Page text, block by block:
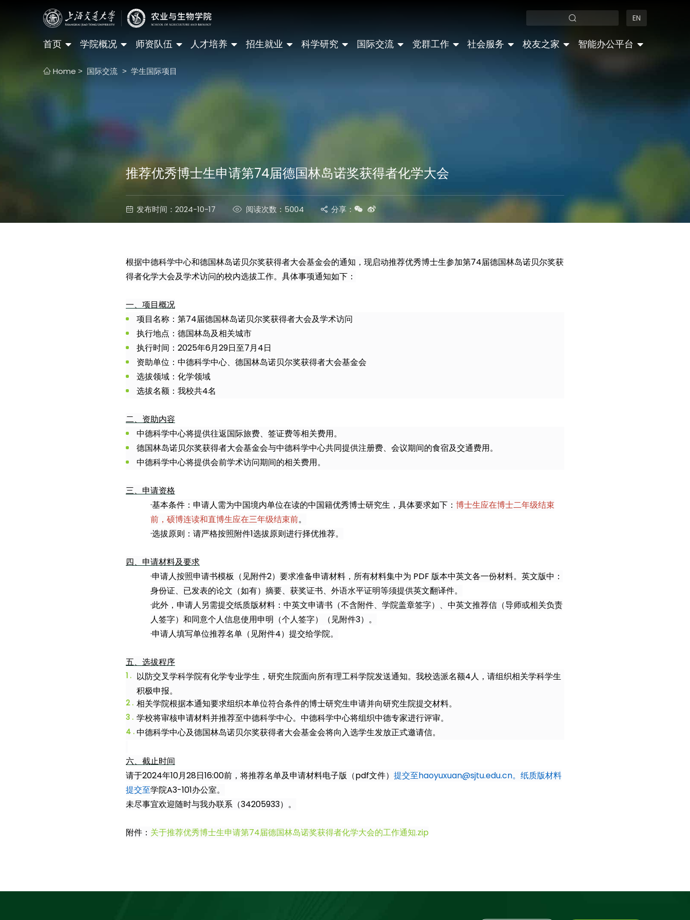
EN
首页 学院概况 师资队伍 人才培养 招生就业 科学研究 国际交流 党群工作 社会服务 校友之家 智能办公平台
Home > 国际交流 > 学生国际项目
推荐优秀博士生申请第74届德国林岛诺奖获得者化学大会
发布时间：2024-10-17 阅读次数：5004 分享：
根据中德科学中心和德国林岛诺贝尔奖获得者大会基金会的通知，现启动推荐优秀博士生参加第74届德国林岛诺贝尔奖获
得者化学大会及学术访问的校内选拔工作。具体事项通知如下：
一、项目概况
项目名称：第74届德国林岛诺贝尔奖获得者大会及学术访问
执行地点：德国林岛及相关城市
执行时间：2025年6月29日至7月4日
资助单位：中德科学中心、德国林岛诺贝尔奖获得者大会基金会
选拔领域：化学领域
选拔名额：我校共4名
二、资助内容
中德科学中心将提供往返国际旅费、签证费等相关费用。
德国林岛诺贝尔奖获得者大会基金会与中德科学中心共同提供注册费、会议期间的食宿及交通费用。
中德科学中心将提供会前学术访问期间的相关费用。
三、申请资格
·基本条件：申请人需为中国境内单位在读的中国籍优秀博士研究生，具体要求如下： 博士生应在博士二年级结束
前，硕博连读和直博生应在三年级结束前。
·选拔原则：请严格按照附件1选拔原则进行择优推荐。
四、申请材料及要求
·申请人按照申请书模板（见附件2）要求准备申请材料，所有材料集中为 PDF 版本中英文各一份材料。英文版中：
身份证、已发表的论文（如有）摘要、获奖证书、外语水平证明等须提供英文翻译件。
·此外，申请人另需提交纸质版材料：中英文申请书（不含附件、学院盖章签字）、中英文推荐信（导师或相关负责
人签字）和同意个人信息使用申明（个人签字）（见附件3）。
·申请人填写单位推荐名单（见附件4）提交给学院。
五、选拔程序
以防交叉学科学院有化学专业学生，研究生院面向所有理工科学院发送通知。我校选派名额4人，请组织相关学科学生
积极申报。
相关学院根据本通知要求组织本单位符合条件的博士研究生申请并向研究生院提交材料。
学校将审核申请材料并推荐至中德科学中心。中德科学中心将组织中德专家进行评审。
中德科学中心及德国林岛诺贝尔奖获得者大会基金会将向入选学生发放正式邀请信。
六、截止时间
请于2024年10月28日16:00前，将推荐名单及申请材料电子版（pdf文件） 提交至haoyuxuan@sjtu.edu.cn。 纸质版材料
提交至学院A3-101办公室。
未尽事宜欢迎随时与我办联系（34205933）。
附件： 关于推荐优秀博士生申请第74届德国林岛诺奖获得者化学大会的工作通知.zip